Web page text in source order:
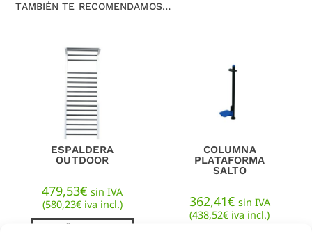
TAMBIÉN TE RECOMENDAMOS…
ESPALDERA
OUTDOOR
479,53€ sin IVA
(580,23€iva incl.)
AÑADIR AL
COLUMNA
PLATAFORMA
SALTO
362,41€ sin IVA
(438,52€ iva incl.)